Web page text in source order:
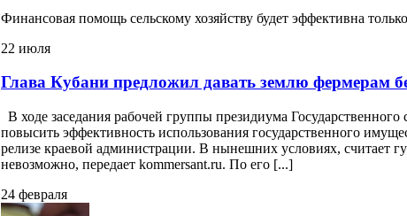
Финансовая помощь сельскому хозяйству будет эффективна
22 июля
Глава Кубани предложил давать землю фермерам
В ходе заседания рабочей группы президиума
повысить эффективность использования государственного
релизе краевой администрации. В нынешних условиях, считает
невозможно, передает kommersant.ru. По его [...]
24 февраля